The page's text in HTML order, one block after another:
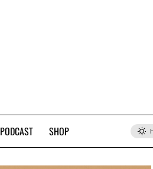
PODCAST SHOP